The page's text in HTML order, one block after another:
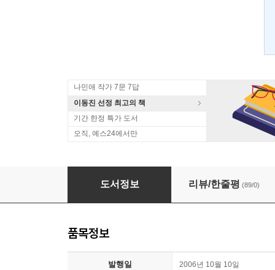
나민애 작가 7문 7답
이동진 선정 최고의 책
기간 한정 특가 도서
오직, 예스24에서만
사람 풍경
도서정보 리뷰/한줄평 (89/0)
품목정보
발행일 2006년 10월 10일